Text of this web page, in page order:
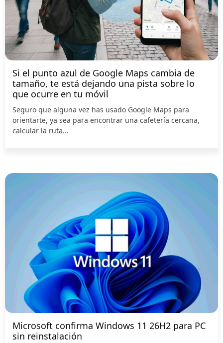
Si el punto azul de Google Maps cambia de
tamaño, te está dejando una pista sobre lo
que ocurre en tu móvil
Seguro que alguna vez has usado Google Maps para
orientarte, ya sea para encontrar una cafetería cercana,
calcular la ruta...
Microsoft confirma Windows 11 26H2 para PC
sin reinstalación